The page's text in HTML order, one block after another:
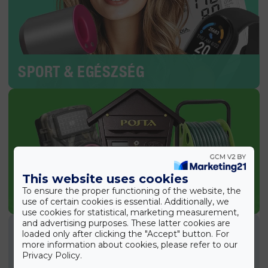
SPORT & EGÉSZSÉG
KERTI TERMÉKEK
This website uses cookies
To ensure the proper functioning of the website, the
use of certain cookies is essential. Additionally, we
use cookies for statistical, marketing measurement,
and advertising purposes. These latter cookies are
loaded only after clicking the "Accept" button. For
more information about cookies, please refer to our
Privacy Policy.